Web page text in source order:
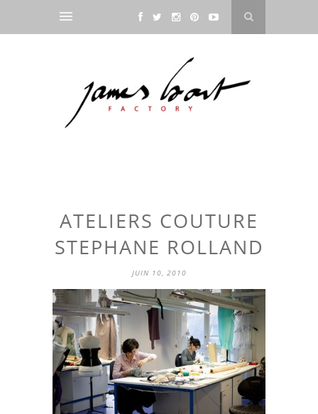
ATELIERS COUTURE
STEPHANE ROLLAND
JUIN 10, 2010